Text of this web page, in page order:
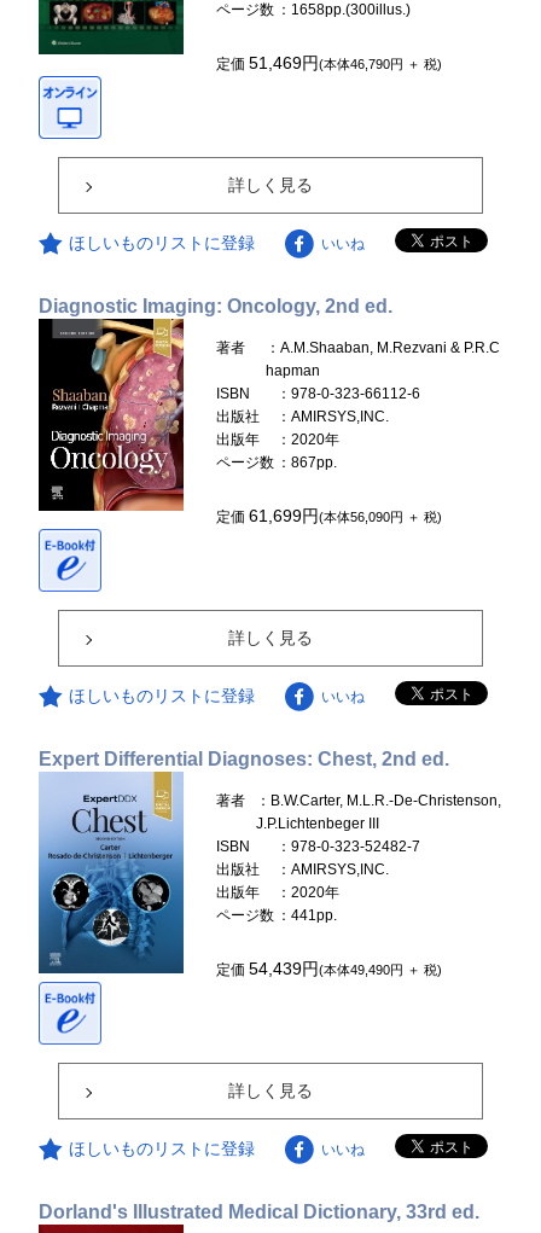
ページ数 ：1658pp.(300illus.)
定価51,469円(本体46,790円 ＋ 税)
詳しく見る
ほしいものリストに登録 いいね
Diagnostic Imaging: Oncology, 2nd ed.
著者
：A.M.Shaaban, M.Rezvani & P.R.C
hapman
ISBN
：978-0-323-66112-6
出版社
：AMIRSYS,INC.
出版年
：2020年
ページ数 ：867pp.
定価61,699円(本体56,090円 ＋ 税)
詳しく見る
ほしいものリストに登録 いいね
Expert Differential Diagnoses: Chest, 2nd ed.
著者
：B.W.Carter, M.L.R.-De-Christenson,
J.P.Lichtenbeger III
ISBN
：978-0-323-52482-7
出版社
：AMIRSYS,INC.
出版年
：2020年
ページ数 ：441pp.
定価54,439円(本体49,490円 ＋ 税)
詳しく見る
ほしいものリストに登録 いいね
Dorland's Illustrated Medical Dictionary, 33rd ed.